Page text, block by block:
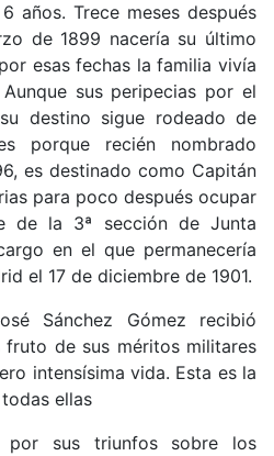
años. Trece meses después
de 1899 nacería su último
esas fechas la familia vivía
sus peripecias por el
destino sigue rodeado de
porque recién nombrado
es destinado como Capitán
para poco después ocupar
de la 3ª sección de Junta
en el que permanecería
el 17 de diciembre de 1901.
Sánchez Gómez recibió
fruto de sus méritos militares
intensísima vida. Esta es la
ellas
sus triunfos sobre los